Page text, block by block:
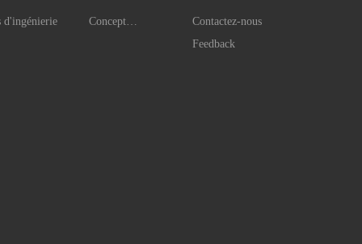
d'ingénierie
Concept
Contactez-nous
Feedback